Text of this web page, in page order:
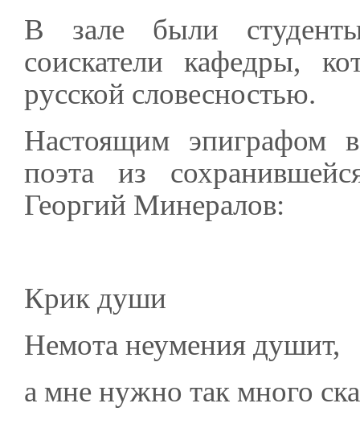
В зале были
соискатели кафедры,
русской словесностью.
Настоящим эпиграфом
поэта из
Георгий Минералов:
Крик души
Немота неумения душит,
а мне нужно так много